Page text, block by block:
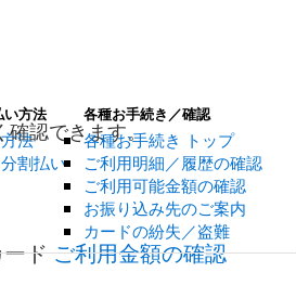
い方法
法
割払い
各種お手続き／確認
各種お手続き トップ
ご利用明細／履歴の確認
ご利用可能金額の確認
お振り込み先のご案内
カードの紛失／盗難
確認できます。
ードご利用金額の確認